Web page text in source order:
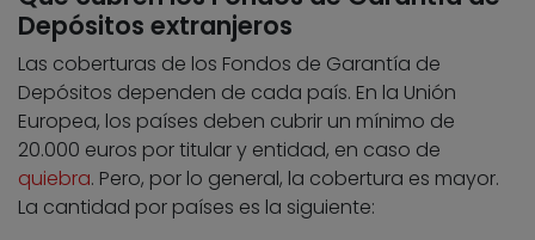
Depósitos extranjeros
Las coberturas de los Fondos de Garantía de
Depósitos dependen de cada país. En la Unión
Europea, los países deben cubrir un mínimo de
20.000 euros por titular y entidad, en caso de
quiebra. Pero, por lo general, la cobertura es mayor.
La cantidad por países es la siguiente: